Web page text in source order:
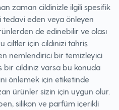
zaman cildinizle ilgili spesifik
tedavi eden veya önleyen
de edinebilir ve olası
ciltler için cildinizi tahriş
nemlendirici bir temizleyici
bir cildiniz varsa bu konuda
önlemek için etiketinde
ürünler sizin için uygun olur.
silikon ve parfüm içerikli